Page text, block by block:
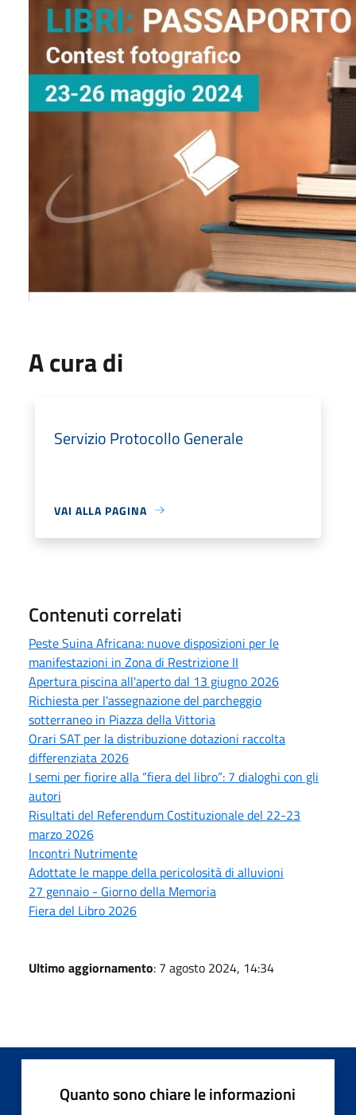
A cura di
Servizio Protocollo Generale
VAI ALLA PAGINA
Contenuti correlati
Peste Suina Africana: nuove disposizioni per le
manifestazioni in Zona di Restrizione II
Apertura piscina all'aperto dal 13 giugno 2026
Richiesta per l'assegnazione del parcheggio
sotterraneo in Piazza della Vittoria
Orari SAT per la distribuzione dotazioni raccolta
differenziata 2026
I semi per fiorire alla “fiera del libro”: 7 dialoghi con gli
autori
Risultati del Referendum Costituzionale del 22-23
marzo 2026
Incontri Nutrimente
Adottate le mappe della pericolosità di alluvioni
27 gennaio - Giorno della Memoria
Fiera del Libro 2026
Ultimo aggiornamento: 7 agosto 2024, 14:34
Quanto sono chiare le informazioni